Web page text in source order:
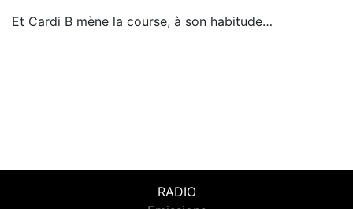
Et Cardi B mène la course, à son habitude…
RADIO